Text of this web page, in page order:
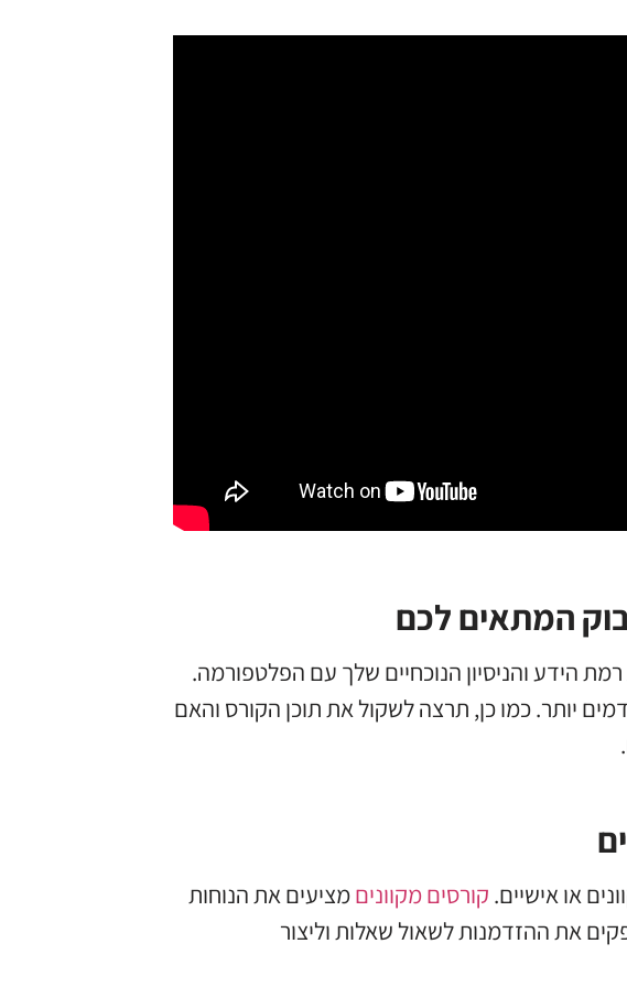
המתאים לכם
הידע והניסיון הנוכחיים שלך עם הפלטפורמה.
יותר. כמו כן, תרצה לשקול את תוכן הקורס והאם
או אישיים. קורסים מקווניםמציעים את הנוחות
את ההזדמנות לשאול שאלות וליצור